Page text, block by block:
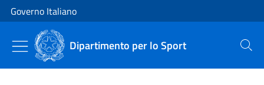
Vai al contenuto
Vai alla navigazione del sito
Governo Italiano
Dipartimento per lo Sport Cerca